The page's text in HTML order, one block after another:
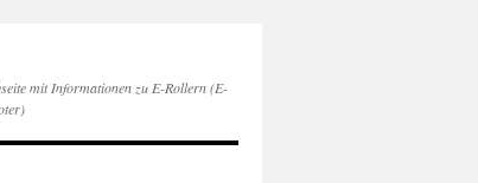
mit Informationen zu E-Rollern (E-